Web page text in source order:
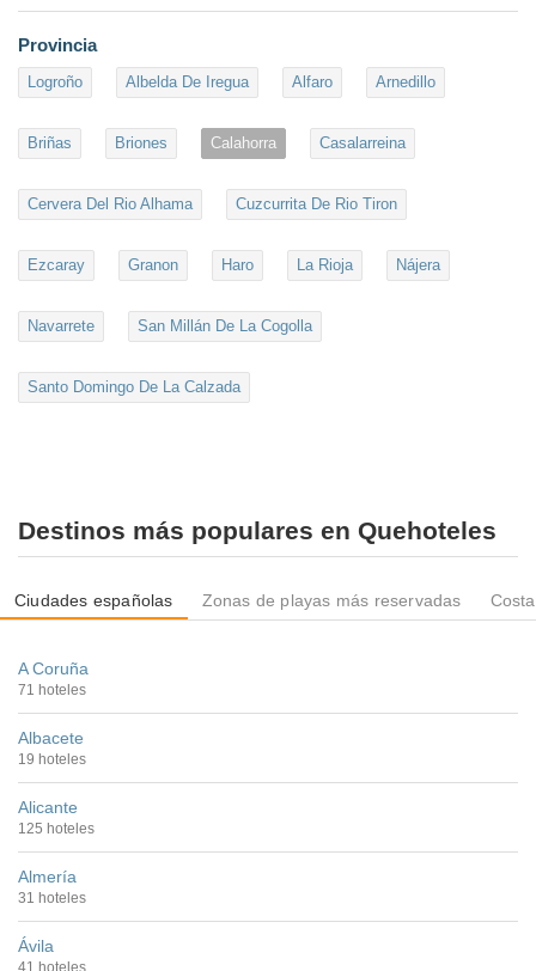
Provincia
Logroño Albelda De Iregua Alfaro Arnedillo
Briñas Briones Calahorra Casalarreina
Cervera Del Rio Alhama Cuzcurrita De Rio Tiron
Ezcaray Granon Haro La Rioja Nájera
Navarrete San Millán De La Cogolla
Santo Domingo De La Calzada
Destinos más populares en Quehoteles
Ciudades españolas Zonas de playas más reservadas
A Coruña
71 hoteles
Albacete
19 hoteles
Alicante
125 hoteles
Almería
31 hoteles
Ávila
41 hoteles